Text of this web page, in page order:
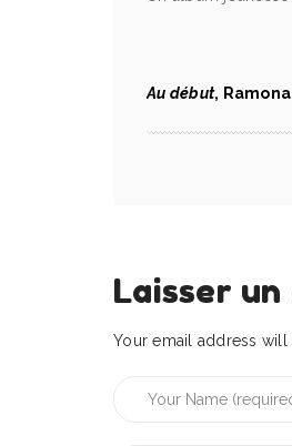
Au début,
Laisser
Your email address will